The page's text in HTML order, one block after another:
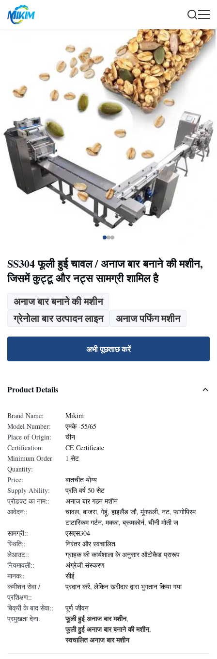
SS304 फूली हुई चावल / अनाज बार बनाने की मशीन,
जिसमें कुट्टू और नट्स सामग्री शामिल है
अनाज बार बनाने की मशीन
ग्रेनोला बार उत्पादन लाइन
अनाज पफिंग मशीन
अभी पूछताछ करें
Product Details
Brand Name:
Mikim
Model Number:
एमके -55/65
Place of Origin:
चीन
Certification:
CE Certificate
Minimum Order
Quantity:
1 सेट
Price:
बातचीत योग्य
Supply Ability:
प्रति वर्ष 50 सेट
प्रोडक्ट का नाम::
अनाज बार गठन मशीन
आवेदन::
चावल, बाजरा, गेहूं, हाइलैंड जौ, मूंगफली, नट, फागोपिरम
टाटारिकम गर्टन, मक्का, ब्रूमकोर्न, चीनी मोती ज
सामग्री::
एसएस304
स्थिति::
निरंतर और स्वचालित
लेआउट::
ग्राहक की कार्यशाला के अनुसार ऑटोकैड प्रारूप
नियमावली::
अंग्रेजी संस्करण
मानक::
सीई
कमीशन सेवा /
प्रशिक्षण::
प्रदान करें, लेकिन खरीदार द्वारा भुगतान किया गया
बिक्री के बाद सेवा::
पूर्ण जीवन
प्रमुखता देना:
फूली हुई अनाज बार मशीन,
फूली हुई अनाज बार बनाने की मशीन,
स्वचालित अनाज बार मशीन